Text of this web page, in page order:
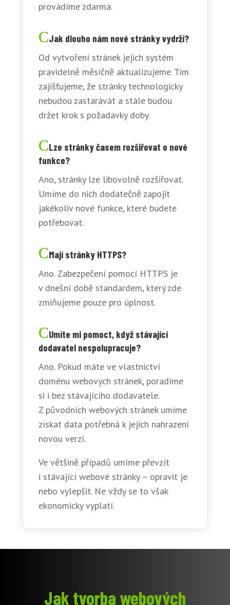
provádíme zdarma.
Jak dlouho nám nové stránky vydrží?
Od vytvoření stránek jejich systém
pravidelně měsíčně aktualizujeme. Tím
zajišťujeme, že stránky technologicky
nebudou zastarávát a stále budou
držet krok s požadavky doby.
Lze stránky časem rozšiřovat o nové
funkce?
Ano, stránky lze libovolně rozšiřovat.
Umíme do nich dodatečně zapojit
jakékoliv nové funkce, které budete
potřebovat.
Mají stránky HTTPS?
Ano. Zabezpečení pomocí HTTPS je
v dnešní době standardem, který zde
zmiňujeme pouze pro úplnost.
Umíte mi pomoct, když stávající
dodavatel nespolupracuje?
Ano. Pokud máte ve vlastnictví
doménu webových stránek, poradíme
si i bez stávajícího dodavatele.
Z původních webových stránek umíme
získat data potřebná k jejich nahrazení
novou verzí.
Ve většině případů umíme převzít
i stávající webové stránky – opravit je
nebo vylepšit. Ne vždy se to však
ekonomicky vyplatí.
Jak tvorba webových